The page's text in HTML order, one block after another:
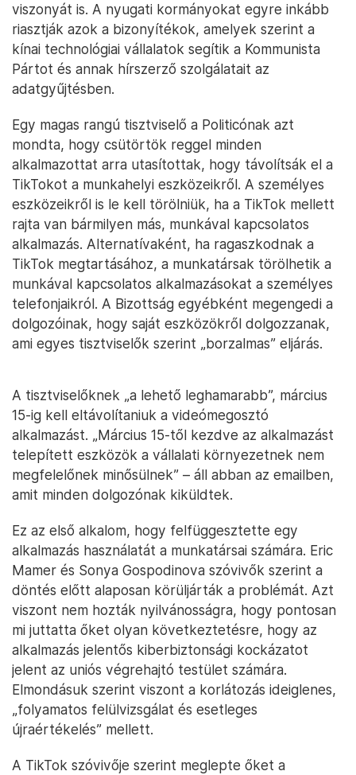
viszonyát is. A nyugati kormányokat egyre inkább
riasztják azok a bizonyítékok, amelyek szerint a
kínai technológiai vállalatok segítik a Kommunista
Pártot és annak hírszerző szolgálatait az
adatgyűjtésben.
Egy magas rangú tisztviselő a Politicónak azt
mondta, hogy csütörtök reggel minden
alkalmazottat arra utasítottak, hogy távolítsák el a
TikTokot a munkahelyi eszközeikről. A személyes
eszközeikről is le kell törölniük, ha a TikTok mellett
rajta van bármilyen más, munkával kapcsolatos
alkalmazás. Alternatívaként, ha ragaszkodnak a
TikTok megtartásához, a munkatársak törölhetik a
munkával kapcsolatos alkalmazásokat a személyes
telefonjaikról. A Bizottság egyébként megengedi a
dolgozóinak, hogy saját eszközökről dolgozzanak,
ami egyes tisztviselők szerint „borzalmas” eljárás.
A tisztviselőknek „a lehető leghamarabb”, március
15-ig kell eltávolítaniuk a videómegosztó
alkalmazást. „Március 15-től kezdve az alkalmazást
telepített eszközök a vállalati környezetnek nem
megfelelőnek minősülnek” – áll abban az emailben,
amit minden dolgozónak kiküldtek.
Ez az első alkalom, hogy felfüggesztette egy
alkalmazás használatát a munkatársai számára. Eric
Mamer és Sonya Gospodinova szóvivők szerint a
döntés előtt alaposan körüljárták a problémát. Azt
viszont nem hozták nyilvánosságra, hogy pontosan
mi juttatta őket olyan következtetésre, hogy az
alkalmazás jelentős kiberbiztonsági kockázatot
jelent az uniós végrehajtó testület számára.
Elmondásuk szerint viszont a korlátozás ideiglenes,
„folyamatos felülvizsgálat és esetleges
újraértékelés” mellett.
A TikTok szóvivője szerint meglepte őket a